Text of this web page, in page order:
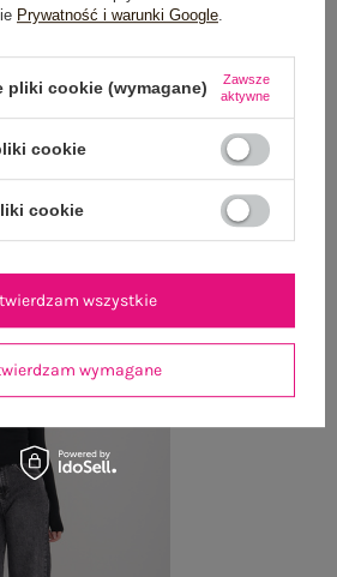
OGLĄDANE
Zobacz wszystko
Prywatność i warunki Google.
pliki cookie (wymagane)
Zawsze
aktywne
cookie
cookie
wymagane
wszystkie